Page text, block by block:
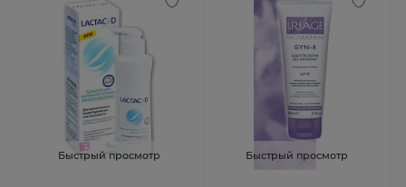
Быстрый просмотр Быстрый просмотр